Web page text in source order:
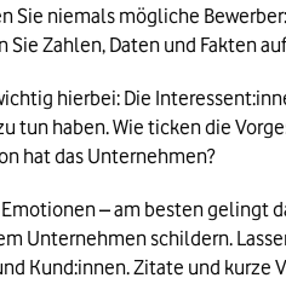
Sie niemals mögliche
Sie Zahlen, Daten und Fakten
hierbei: Die
tun haben. Wie ticken die
hat das Unternehmen?
– am besten gelingt
Unternehmen schildern.
Kund:innen. Zitate und kurze